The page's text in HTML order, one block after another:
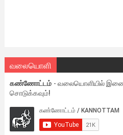
வலையொளி
கண்ணோட்டம் - வலையொளியில்
சொடுக்கவும்!